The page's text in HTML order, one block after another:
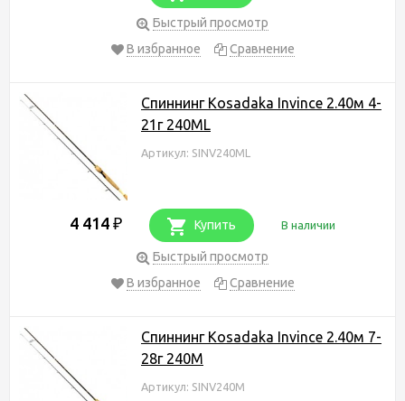
Быстрый просмотр
В избранное
Сравнение
Спиннинг Kosadaka Invince 2.40м 4-
21г 240ML
Артикул: SINV240ML
4 414 ₽ Купить В наличии
Быстрый просмотр
В избранное
Сравнение
Спиннинг Kosadaka Invince 2.40м 7-
28г 240M
Артикул: SINV240M